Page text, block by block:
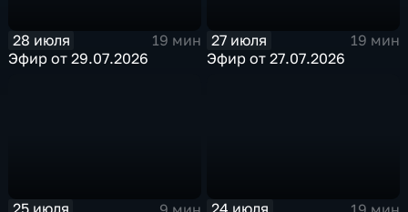
28 июля
19 мин
Эфир от 29.07.2026
27 июля
19 мин
Эфир от 27.07.2026